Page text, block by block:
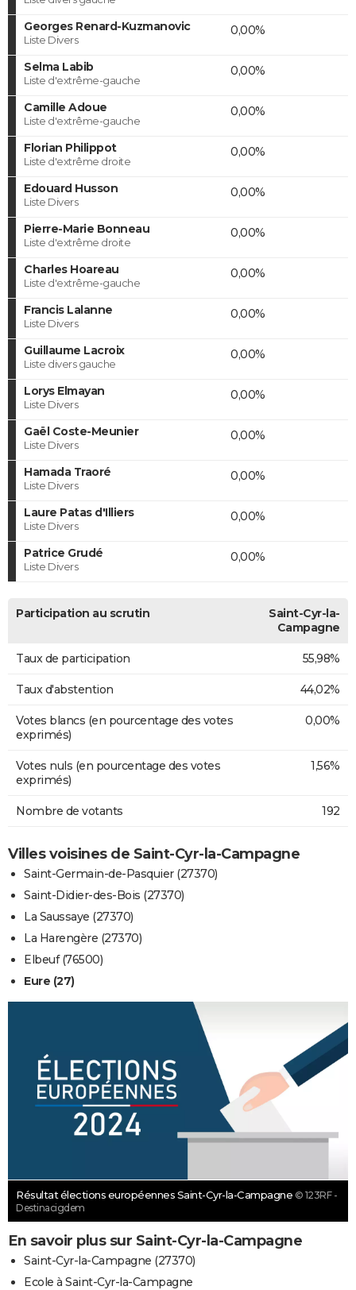
Georges Renard-Kuzmanovic
Liste Divers
0,00%
Selma Labib
Liste d'extrême-gauche
0,00%
Camille Adoue
Liste d'extrême-gauche
0,00%
Florian Philippot
Liste d'extrême droite
0,00%
Edouard Husson
Liste Divers
0,00%
Pierre-Marie Bonneau
Liste d'extrême droite
0,00%
Charles Hoareau
Liste d'extrême-gauche
0,00%
Francis Lalanne
Liste Divers
0,00%
Guillaume Lacroix
Liste divers gauche
0,00%
Lorys Elmayan
Liste Divers
0,00%
Gaël Coste-Meunier
Liste Divers
0,00%
Hamada Traoré
Liste Divers
0,00%
Laure Patas d'Illiers
Liste Divers
0,00%
Patrice Grudé
Liste Divers
0,00%
Participation au scrutin
Saint-Cyr-la-
Campagne
Taux de participation 55,98%
Taux d'abstention 44,02%
Votes blancs (en pourcentage des votes
exprimés)
0,00%
Votes nuls (en pourcentage des votes
exprimés)
1,56%
Nombre de votants 192
Villes voisines de Saint-Cyr-la-Campagne
Saint-Germain-de-Pasquier (27370)
Saint-Didier-des-Bois (27370)
La Saussaye (27370)
La Harengère (27370)
Elbeuf (76500)
Eure (27)
Résultat élections européennes Saint-Cyr-la-Campagne © 123RF -
Destinacigdem
En savoir plus sur Saint-Cyr-la-Campagne
Saint-Cyr-la-Campagne (27370)
Ecole à Saint-Cyr-la-Campagne